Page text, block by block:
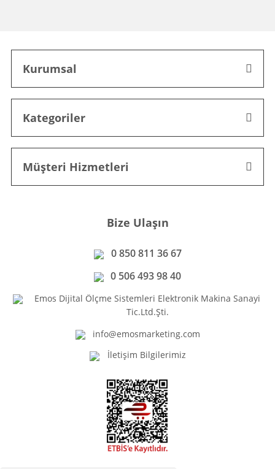
Kurumsal
Kategoriler
Müşteri Hizmetleri
Bize Ulaşın
0 850 811 36 67
0 506 493 98 40
Emos Dijital Ölçme Sistemleri Elektronik Makina Sanayi
Tic.Ltd.Şti.
info@emosmarketing.com
İletişim Bilgilerimiz